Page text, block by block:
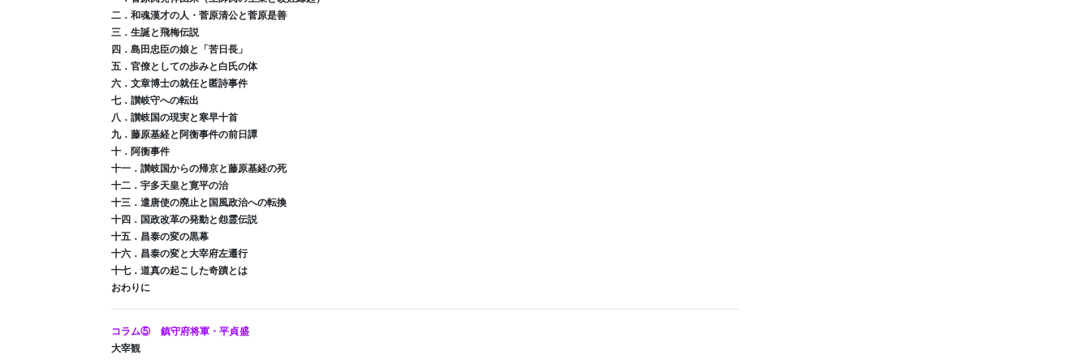
二．和魂漢才の人・菅原清公と菅原是善
三．生誕と飛梅伝説
四．島田忠臣の娘と「苦日長」
五．官僚としての歩みと白氏の体
六．文章博士の就任と匿詩事件
七．讃岐守への転出
八．讃岐国の現実と寒早十首
九．藤原基経と阿衡事件の前日譚
十．阿衡事件
十一．讃岐国からの帰京と藤原基経の死
十二．宇多天皇と寛平の治
十三．遣唐使の廃止と国風政治への転換
十四．国政改革の発動と怨霊伝説
十五．昌泰の変の黒幕
十六．昌泰の変と大宰府左遷行
十七．道真の起こした奇蹟とは
おわりに
コラム⑤ 鎮守府将軍・平貞盛
大宰観